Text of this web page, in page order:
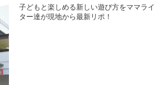
子どもと楽しめる新しい遊び方をママライ
ター達が現地から最新リポ！